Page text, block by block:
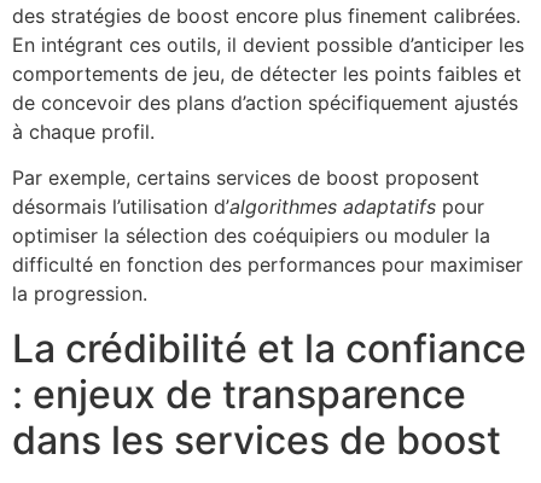
des stratégies de boost encore plus finement calibrées.
En intégrant ces outils, il devient possible d’anticiper les
comportements de jeu, de détecter les points faibles et
de concevoir des plans d’action spécifiquement ajustés
à chaque profil.
Par exemple, certains services de boost proposent
désormais l’utilisation d’algorithmes adaptatifs pour
optimiser la sélection des coéquipiers ou moduler la
difficulté en fonction des performances pour maximiser
la progression.
La crédibilité et la confiance
: enjeux de transparence
dans les services de boost